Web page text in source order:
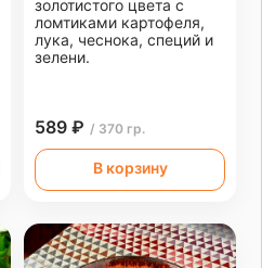
золотистого цвета с
ломтиками картофеля,
лука, чеснока, специй и
зелени.
589 ₽ / 370 гр.
В корзину